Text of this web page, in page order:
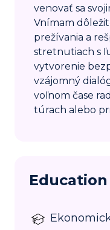
venovať sa
Vnímam
prežívania a
stretnutiach s
vytvorenie
vzájomný
voľnom čase
túrach alebo
Education